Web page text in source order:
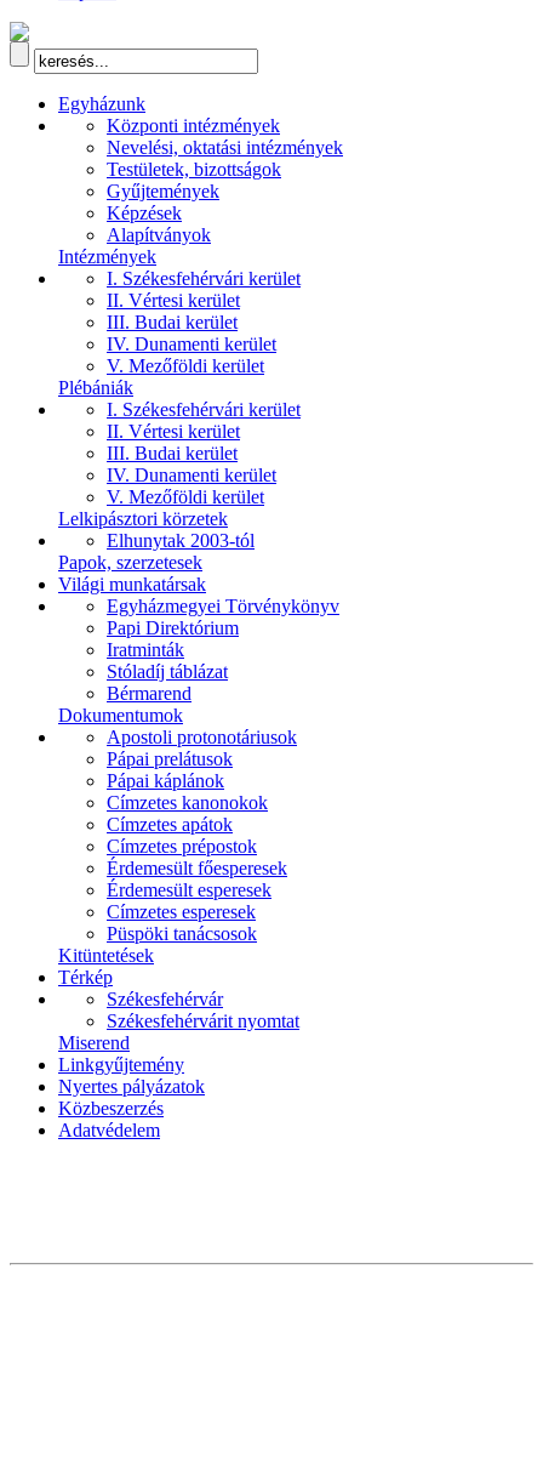
Egyházunk
Központi intézmények
Nevelési, oktatási intézmények
Testületek, bizottságok
Gyűjtemények
Képzések
Alapítványok
Intézmények
I. Székesfehérvári kerület
II. Vértesi kerület
III. Budai kerület
IV. Dunamenti kerület
V. Mezőföldi kerület
Plébániák
I. Székesfehérvári kerület
II. Vértesi kerület
III. Budai kerület
IV. Dunamenti kerület
V. Mezőföldi kerület
Lelkipásztori körzetek
Elhunytak 2003-tól
Papok, szerzetesek
Világi munkatársak
Egyházmegyei Törvénykönyv
Papi Direktórium
Iratminták
Stóladíj táblázat
Bérmarend
Dokumentumok
Apostoli protonotáriusok
Pápai prelátusok
Pápai káplánok
Címzetes kanonokok
Címzetes apátok
Címzetes prépostok
Érdemesült főesperesek
Érdemesült esperesek
Címzetes esperesek
Püspöki tanácsosok
Kitüntetések
Térkép
Székesfehérvár
Székesfehérvárit nyomtat
Miserend
Linkgyűjtemény
Nyertes pályázatok
Közbeszerzés
Adatvédelem